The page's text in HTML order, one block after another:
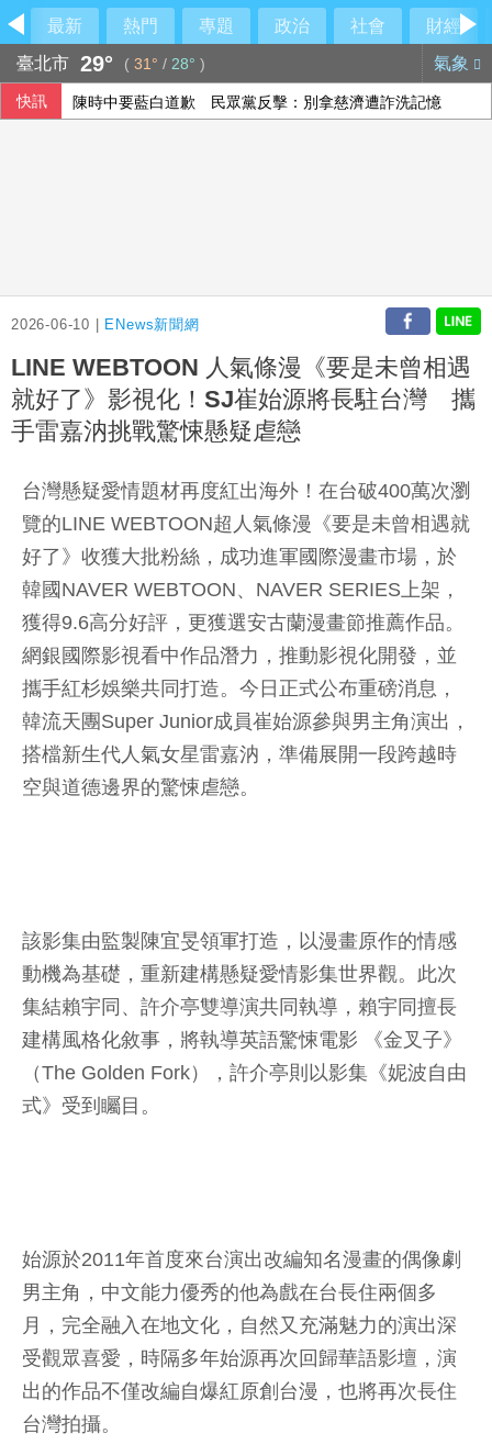
最新 熱門 專題 政治 社會
財經
臺北市 29° ( 31° / 28° ) 氣象
快訊 陳時中要藍白道歉 民眾黨反擊：別拿慈濟遭詐洗記憶
2026-06-10 | ENews新聞網
LINE WEBTOON 人氣條漫《要是未曾相遇
就好了》影視化！SJ崔始源將長駐台灣 攜
手雷嘉汭挑戰驚悚懸疑虐戀
台灣懸疑愛情題材再度紅出海外！在台破400萬次瀏
覽的LINE WEBTOON超人氣條漫《要是未曾相遇就
好了》收獲大批粉絲，成功進軍國際漫畫市場，於
韓國NAVER WEBTOON、NAVER SERIES上架，
獲得9.6高分好評，更獲選安古蘭漫畫節推薦作品。
網銀國際影視看中作品潛力，推動影視化開發，並
攜手紅杉娛樂共同打造。今日正式公布重磅消息，
韓流天團Super Junior成員崔始源參與男主角演出，
搭檔新生代人氣女星雷嘉汭，準備展開一段跨越時
空與道德邊界的驚悚虐戀。
該影集由監製陳宜旻領軍打造，以漫畫原作的情感
動機為基礎，重新建構懸疑愛情影集世界觀。此次
集結賴宇同、許介亭雙導演共同執導，賴宇同擅長
建構風格化敘事，將執導英語驚悚電影 《金叉子》
（The Golden Fork），許介亭則以影集《妮波自由
式》受到矚目。
始源於2011年首度來台演出改編知名漫畫的偶像劇
男主角，中文能力優秀的他為戲在台長住兩個多
月，完全融入在地文化，自然又充滿魅力的演出深
受觀眾喜愛，時隔多年始源再次回歸華語影壇，演
出的作品不僅改編自爆紅原創台漫，也將再次長住
台灣拍攝。